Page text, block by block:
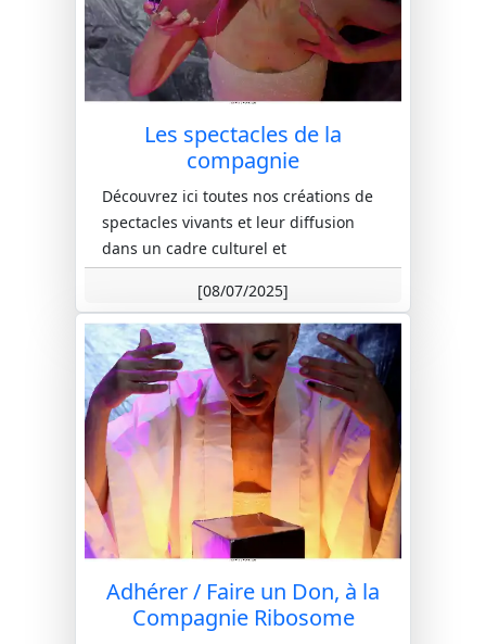
Les spectacles de la
compagnie
Découvrez ici toutes nos créations de
spectacles vivants et leur diffusion
dans un cadre culturel et
pédagogique.
[08/07/2025]
Adhérer / Faire un Don, à la
Compagnie Ribosome